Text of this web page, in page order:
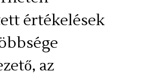
értékelések
az